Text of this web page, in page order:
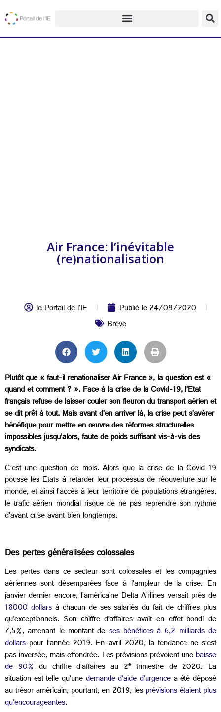
Air France: l’inévitable
(re)nationalisation
le Portail de l'IE Publié le24/09/2020
Brève
Plutôt que « faut-il renationaliser Air France », la question est «
quand et comment ? ». Face à la crise de la Covid-19, l’Etat
français refuse de laisser couler son fleuron du transport aérien et
se dit prêt à tout. Mais avant d’en arriver là, la crise peut s’avérer
bénéfique pour mettre en œuvre des réformes structurelles
impossibles jusqu’alors, faute de poids suffisant vis-à-vis des
syndicats.
C’est une question de mois. Alors que la crise de la Covid-19
pousse les Etats à retarder leur processus de réouverture sur le
monde, et ainsi l’accès à leur territoire de populations étrangères,
le trafic aérien mondial risque de ne pas reprendre son rythme
d’avant crise avant bien longtemps.
Des pertes généralisées colossales
Les pertes dans ce secteur sont colossales et les compagnies
aériennes sont désemparées face à l’ampleur de la crise. En
janvier dernier encore, l’américaine Delta Airlines versait près de
18000 dollarsà chacun de ses salariés du fait de chiffres plus
qu’exceptionnels. Son chiffre d’affaires avait en effet bondi de
7,5%, amenant le montant de ses bénéfices à 6,2 milliards de
dollars pour l’année 2019. En avril 2020, la tendance ne s’est
pas inversée, mais effondrée. Les prévisions prévoient unebaisse
de 90% du chiffre d’affaires au 2etrimestre de 2020. La
situation est telle qu’unedemande d’aide d’urgencea été déposé
au trésor américain, pourtant, en 2019, lesprévisions étaient plus
qu’encourageantes.